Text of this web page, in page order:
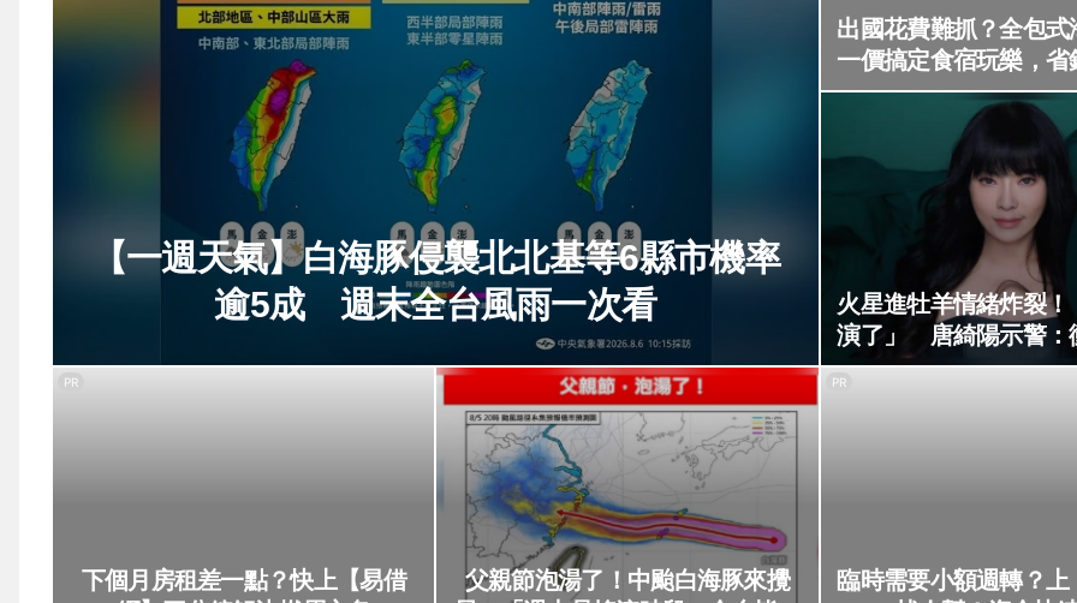
【一週天氣】白海豚侵襲北北基等6縣市機率
逾5成 週末全台風雨一次看
出國花費難抓？全包式
一價搞定食宿玩樂，省
火星進牡羊情緒炸裂！
演了」 唐綺陽示警：
升溫
下個月房租差一點？快上【易借
PR
父親節泡湯了！中颱白海豚來攪
臨時需要小額週轉？上
PR